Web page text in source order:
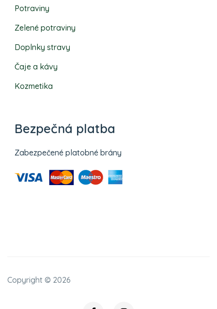
Potraviny
Zelené potraviny
Doplnky stravy
Čaje a kávy
Kozmetika
Bezpečná platba
Zabezpečené platobné brány
Copyright © 2026